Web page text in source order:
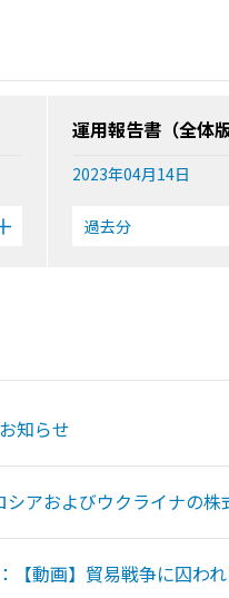
運用報告書（全体版
2023年04月14日
過去分
知らせ
アおよびウクライナの
動画】貿易戦争に囚わ